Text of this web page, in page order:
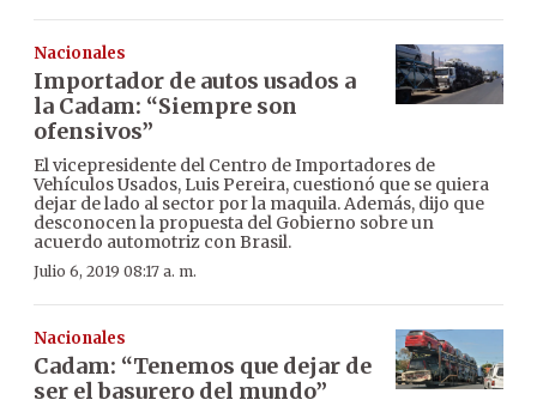
Nacionales
Importador de autos usados a
la Cadam: “Siempre son
ofensivos”
El vicepresidente del Centro de Importadores de
Vehículos Usados, Luis Pereira, cuestionó que se quiera
dejar de lado al sector por la maquila. Además, dijo que
desconocen la propuesta del Gobierno sobre un
acuerdo automotriz con Brasil.
Julio 6, 2019 08:17 a. m.
Nacionales
Cadam: “Tenemos que dejar de
ser el basurero del mundo”